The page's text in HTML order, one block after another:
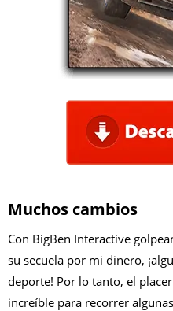
Muchos cambios
Con BigBen Interactive
su secuela por mi dinero,
deporte! Por lo tanto, el
increíble para recorrer